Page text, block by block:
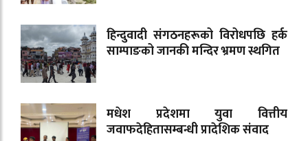
हिन्दुवादी संगठनहरूको विरोधपछि हर्क
साम्पाङको जानकी मन्दिर भ्रमण स्थगित
मधेश प्रदेशमा युवा वित्तीय
जवाफदेहितासम्बन्धी प्रादेशिक संवाद